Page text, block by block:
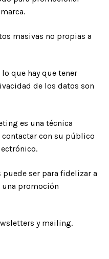
masivas no propias a
que hay que tener
de los datos son
es una técnica
con su público
ser para fidelizar a
promoción
y mailing.